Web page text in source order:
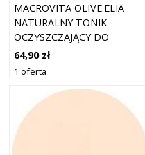
MACROVITA OLIVE.ELIA
NATURALNY TONIK
OCZYSZCZAJĄCY DO
TWARZY Z BIO-OLIWĄ I
BIAŁĄ HERBATĄ 200ML
64,90 zł
1 oferta